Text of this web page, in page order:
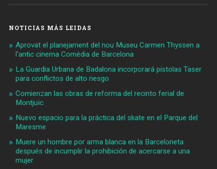
NOTICIAS MÁS LEIDAS
Aprovat el planejament del nou Museu Carmen Thyssen a
l'antic cinema Comèdia de Barcelona
La Guardia Urbana de Badalona incorporará pistolas Taser
para conflictos de alto riesgo
Comienzan las obras de reforma del recinto ferial de
Montjuïc
Nuevo espacio para la práctica del skate en el Parque del
Maresme
Muere un hombre por arma blanca en la Barceloneta
después de incumplir la prohibición de acercarse a una
mujer